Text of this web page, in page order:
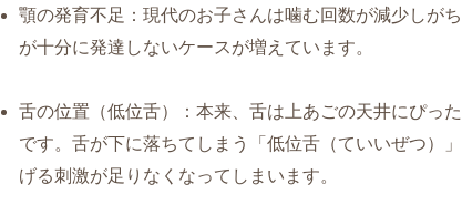
顎の発育不足 ：現代のお子さんは噛む回数が減少しが
が十分に発達しないケースが増えています。
舌の位置（低位舌）
：本来、舌は上あごの天井にぴっ
です。舌が下に落ちてしまう「低位舌（ていいぜつ）
げる刺激が足りなくなってしまいます。